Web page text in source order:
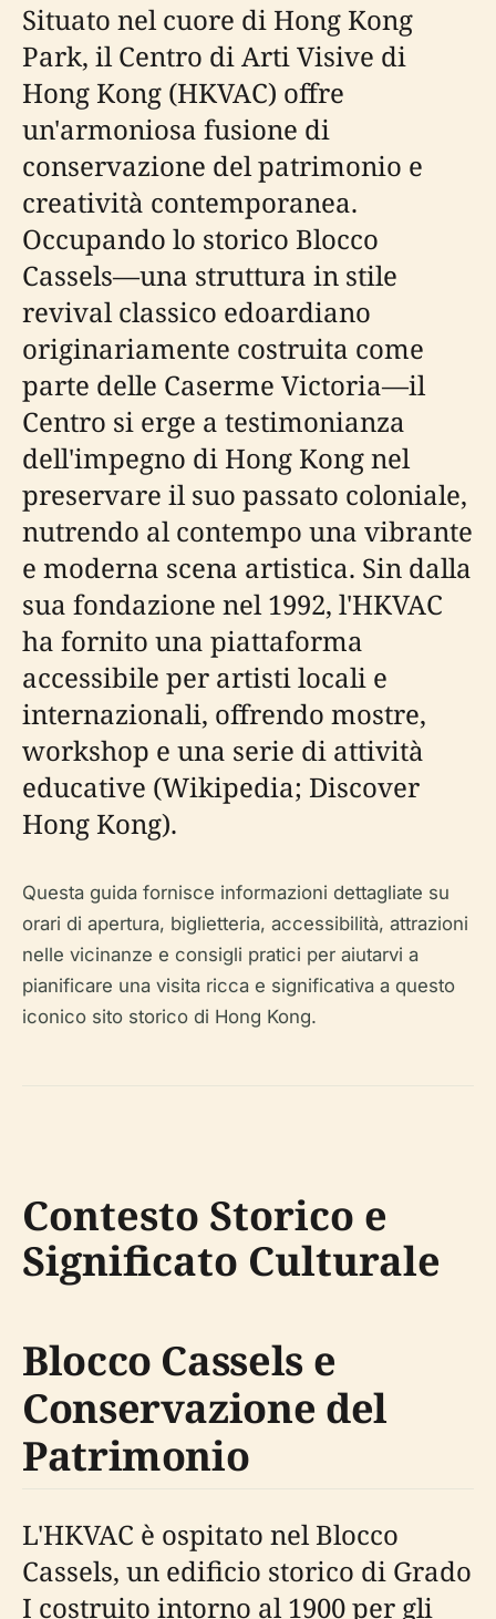
Situato nel cuore di Hong Kong
Park, il Centro di Arti Visive di
Hong Kong (HKVAC) offre
un'armoniosa fusione di
conservazione del patrimonio e
creatività contemporanea.
Occupando lo storico Blocco
Cassels—una struttura in stile
revival classico edoardiano
originariamente costruita come
parte delle Caserme Victoria—il
Centro si erge a testimonianza
dell'impegno di Hong Kong nel
preservare il suo passato coloniale,
nutrendo al contempo una vibrante
e moderna scena artistica. Sin dalla
sua fondazione nel 1992, l'HKVAC
ha fornito una piattaforma
accessibile per artisti locali e
internazionali, offrendo mostre,
workshop e una serie di attività
educative (Wikipedia; Discover
Hong Kong).
Questa guida fornisce informazioni dettagliate su
orari di apertura, biglietteria, accessibilità, attrazioni
nelle vicinanze e consigli pratici per aiutarvi a
pianificare una visita ricca e significativa a questo
iconico sito storico di Hong Kong.
Contesto Storico e
Significato Culturale
Blocco Cassels e
Conservazione del
Patrimonio
L'HKVAC è ospitato nel Blocco
Cassels, un edificio storico di Grado
I costruito intorno al 1900 per gli